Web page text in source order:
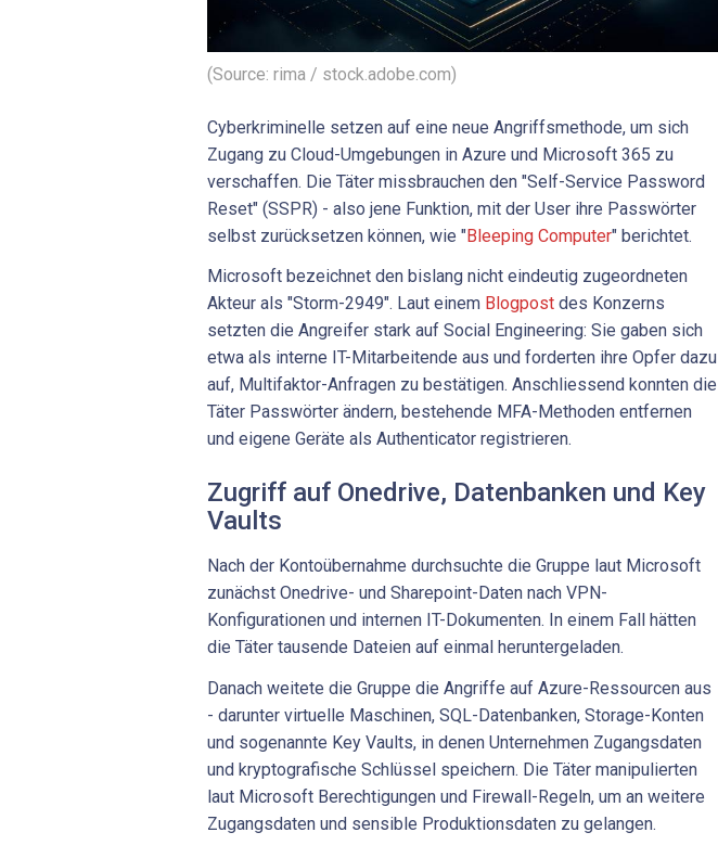
(Source: rima / stock.adobe.com)
Cyberkriminelle setzen auf eine neue Angriffsmethode, um sich
Zugang zu Cloud-Umgebungen in Azure und Microsoft 365 zu
verschaffen. Die Täter missbrauchen den "Self-Service Password
Reset" (SSPR) - also jene Funktion, mit der User ihre Passwörter
selbst zurücksetzen können, wie "Bleeping Computer" berichtet.
Microsoft bezeichnet den bislang nicht eindeutig zugeordneten
Akteur als "Storm-2949". Laut einem Blogpost des Konzerns
setzten die Angreifer stark auf Social Engineering: Sie gaben sich
etwa als interne IT-Mitarbeitende aus und forderten ihre Opfer dazu
auf, Multifaktor-Anfragen zu bestätigen. Anschliessend konnten die
Täter Passwörter ändern, bestehende MFA-Methoden entfernen
und eigene Geräte als Authenticator registrieren.
Zugriff auf Onedrive, Datenbanken und Key
Vaults
Nach der Kontoübernahme durchsuchte die Gruppe laut Microsoft
zunächst Onedrive- und Sharepoint-Daten nach VPN-
Konfigurationen und internen IT-Dokumenten. In einem Fall hätten
die Täter tausende Dateien auf einmal heruntergeladen.
Danach weitete die Gruppe die Angriffe auf Azure-Ressourcen aus
- darunter virtuelle Maschinen, SQL-Datenbanken, Storage-Konten
und sogenannte Key Vaults, in denen Unternehmen Zugangsdaten
und kryptografische Schlüssel speichern. Die Täter manipulierten
laut Microsoft Berechtigungen und Firewall-Regeln, um an weitere
Zugangsdaten und sensible Produktionsdaten zu gelangen.